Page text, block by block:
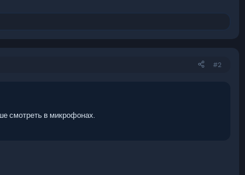
#2
смотреть в микрофонах.